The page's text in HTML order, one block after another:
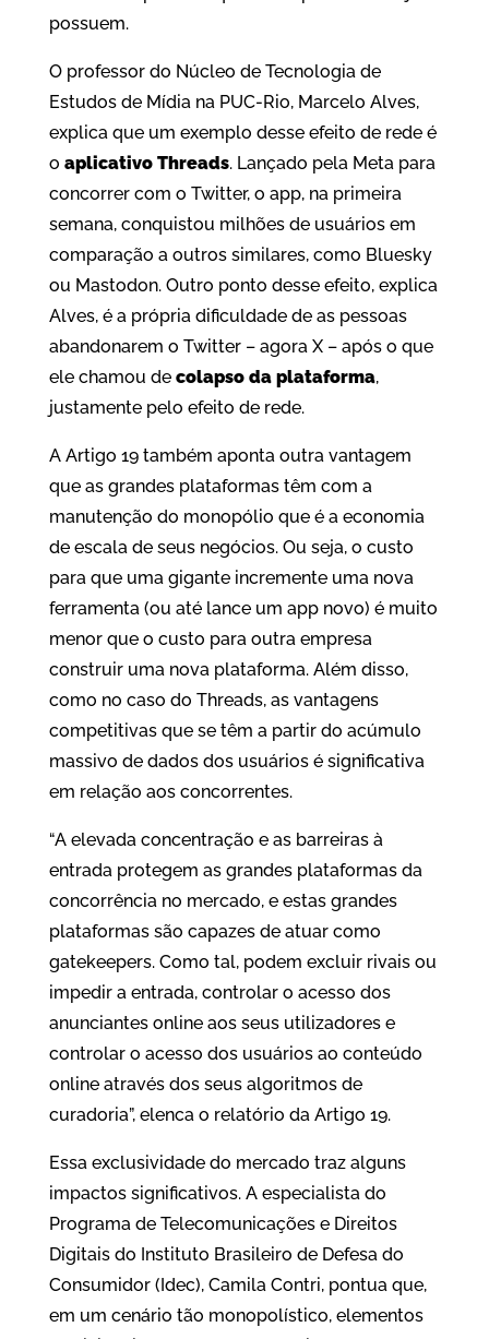
possuem.
O professor do Núcleo de Tecnologia de
Estudos de Mídia na PUC-Rio, Marcelo Alves,
explica que um exemplo desse efeito de rede é
o aplicativo Threads. Lançado pela Meta para
concorrer com o Twitter, o app, na primeira
semana, conquistou milhões de usuários em
comparação a outros similares, como Bluesky
ou Mastodon. Outro ponto desse efeito, explica
Alves, é a própria dificuldade de as pessoas
abandonarem o Twitter – agora X – após o que
ele chamou de colapso da plataforma,
justamente pelo efeito de rede.
A Artigo 19 também aponta outra vantagem
que as grandes plataformas têm com a
manutenção do monopólio que é a economia
de escala de seus negócios. Ou seja, o custo
para que uma gigante incremente uma nova
ferramenta (ou até lance um app novo) é muito
menor que o custo para outra empresa
construir uma nova plataforma. Além disso,
como no caso do Threads, as vantagens
competitivas que se têm a partir do acúmulo
massivo de dados dos usuários é significativa
em relação aos concorrentes.
“A elevada concentração e as barreiras à
entrada protegem as grandes plataformas da
concorrência no mercado, e estas grandes
plataformas são capazes de atuar como
gatekeepers. Como tal, podem excluir rivais ou
impedir a entrada, controlar o acesso dos
anunciantes online aos seus utilizadores e
controlar o acesso dos usuários ao conteúdo
online através dos seus algoritmos de
curadoria”, elenca o relatório da Artigo 19.
Essa exclusividade do mercado traz alguns
impactos significativos. A especialista do
Programa de Telecomunicações e Direitos
Digitais do Instituto Brasileiro de Defesa do
Consumidor (Idec), Camila Contri, pontua que,
em um cenário tão monopolístico, elementos